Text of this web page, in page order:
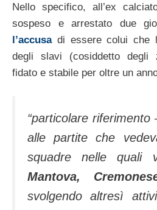
Nello specifico, all’ex
sospeso e arrestato due
l’accusadi essere colui che
degli slavi (cosiddetto degli
fidato e stabile per oltre un
“particolare
alle partite che
squadre nelle quali
Mantova,
svolgendo altresì